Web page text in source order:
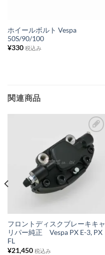
ホイールボルト Vespa
50S/90/100
¥330 税込み
関連商品
お
気
に
ス
ト
フロントディスクブレーキキャ
リパー純正 Vespa PX E-3, PX
FL
¥21,450 税込み